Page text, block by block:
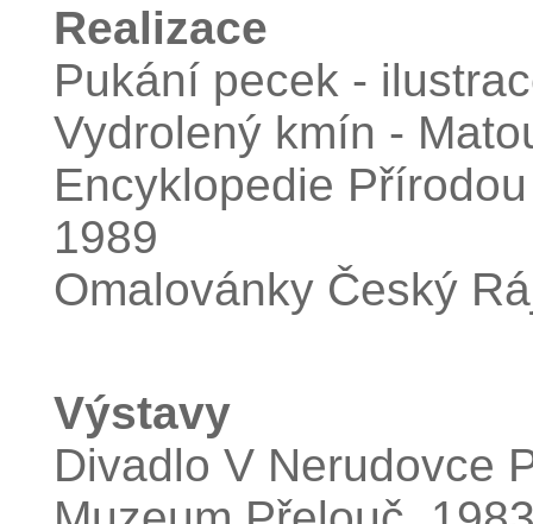
Realizace
Pukání pecek -
Vydrolený kmín -
Encyklopedie
1989
Omalovánky Český
Výstavy
Divadlo V Nerudovce